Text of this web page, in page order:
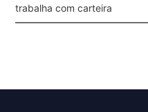
trabalha com carteira